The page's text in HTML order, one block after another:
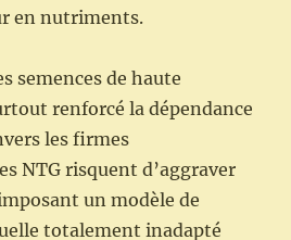
en nutriments.
semences de haute
renforcé la dépendance
les firmes
NTG risquent d’aggraver
un modèle de
totalement inadapté